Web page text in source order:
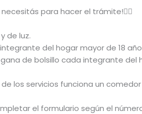
para hacer el trámite!👇🏻
de luz.
integrante del hogar mayor de 18
de bolsillo cada integrante del
los servicios funciona un
el formulario según el